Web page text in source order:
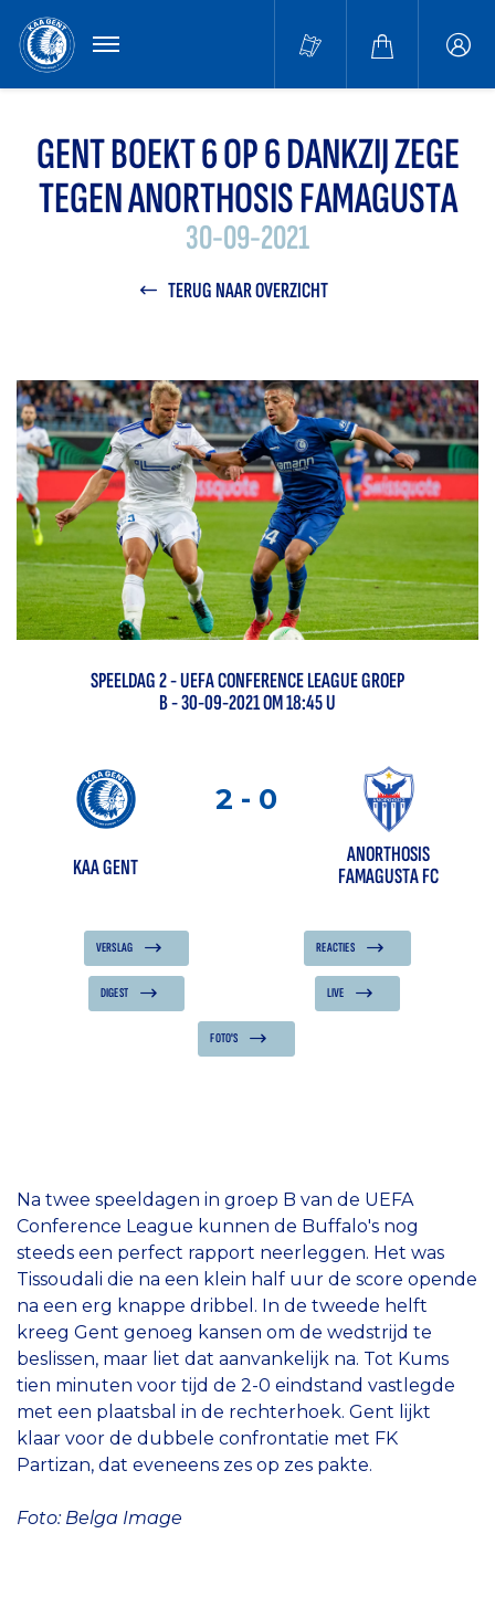
MENU
GENT BOEKT 6 OP 6 DANKZIJ ZEGE
TEGEN ANORTHOSIS FAMAGUSTA
30-09-2021
TERUG NAAR OVERZICHT
SPEELDAG2-UEFA CONFERENCE LEAGUE GROEP
B- 30-09-2021 OM 18:45 U
2 - 0
KAA GENT
ANORTHOSIS
FAMAGUSTA FC
VERSLAG REACTIES
DIGEST LIVE
FOTO'S
Na twee speeldagen in groep B van de UEFA
Conference League kunnen de Buffalo's nog
steeds een perfect rapport neerleggen. Het was
Tissoudali die na een klein half uur de score opende
na een erg knappe dribbel. In de tweede helft
kreeg Gent genoeg kansen om de wedstrijd te
beslissen, maar liet dat aanvankelijk na. Tot Kums
tien minuten voor tijd de 2-0 eindstand vastlegde
met een plaatsbal in de rechterhoek. Gent lijkt
klaar voor de dubbele confrontatie met FK
Partizan, dat eveneens zes op zes pakte.
Foto: Belga Image